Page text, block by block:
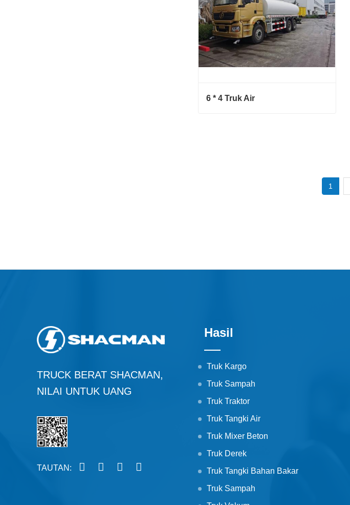
6 * 4 Truk Air
1
TRUCK BERAT SHACMAN,
NILAI UNTUK UANG
TAUTAN:
Hasil
Truk Kargo
Truk Sampah
Truk Traktor
Truk Tangki Air
Truk Mixer Beton
Truk Derek
Truk Tangki Bahan Bakar
Truk Sampah